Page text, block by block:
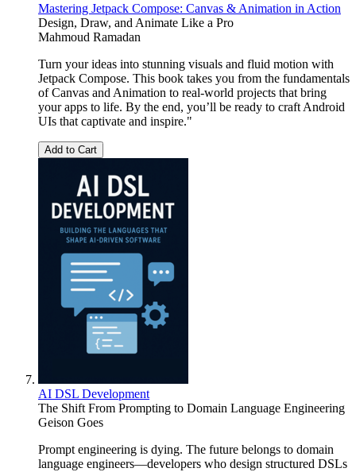
Mastering Jetpack Compose: Canvas & Animation in Action
Design, Draw, and Animate Like a Pro
Mahmoud Ramadan
Turn your ideas into stunning visuals and fluid motion with
Jetpack Compose. This book takes you from the fundamentals
of Canvas and Animation to real-world projects that bring
your apps to life. By the end, you’ll be ready to craft Android
UIs that captivate and inspire."
Add to Cart
AI DSL Development
The Shift From Prompting to Domain Language Engineering
Geison Goes
Prompt engineering is dying. The future belongs to domain
language engineers—developers who design structured DSLs